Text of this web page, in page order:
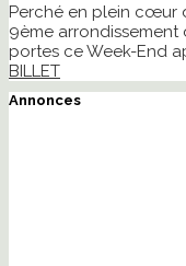
Perché en plein cœur
9ème arrondissement
portes ce Week-End
BILLET
Annonces